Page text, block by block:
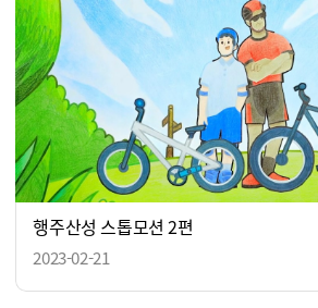
행주산성 스톱모션 2편
2023-02-21